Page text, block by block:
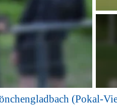
(Pokal-